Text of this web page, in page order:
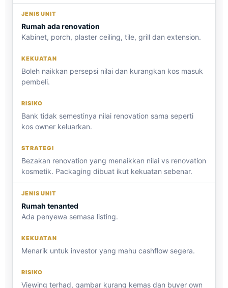
Rumah ada renovation
Kabinet, porch, plaster ceiling, tile, grill dan extension.
Boleh naikkan persepsi nilai dan kurangkan kos masuk
pembeli.
Bank tidak semestinya nilai renovation sama seperti
kos owner keluarkan.
Bezakan renovation yang menaikkan nilai vs renovation
kosmetik. Packaging dibuat ikut kekuatan sebenar.
Rumah tenanted
Ada penyewa semasa listing.
Menarik untuk investor yang mahu cashflow segera.
Viewing terhad, gambar kurang kemas dan buyer own